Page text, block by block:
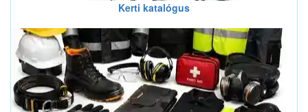
Kerti katalógus